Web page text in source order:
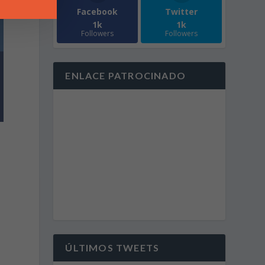
Facebook
1k
Followers
Twitter
1k
Followers
ENLACE PATROCINADO
ÚLTIMOS TWEETS